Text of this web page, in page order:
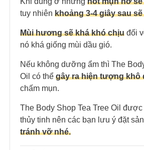
tuy nhiên khoảng 3-4 giây sau
Mùi hương sẽ khá khó chịu đối
nó khá giống mùi dầu gió.
Nếu không dưỡng ẩm thì The
Oil có thể gây ra hiện tượng khô
chấm mụn.
The Body Shop Tea Tree Oil
thủy tinh nên các bạn lưu ý đặt
tránh vỡ nhé.